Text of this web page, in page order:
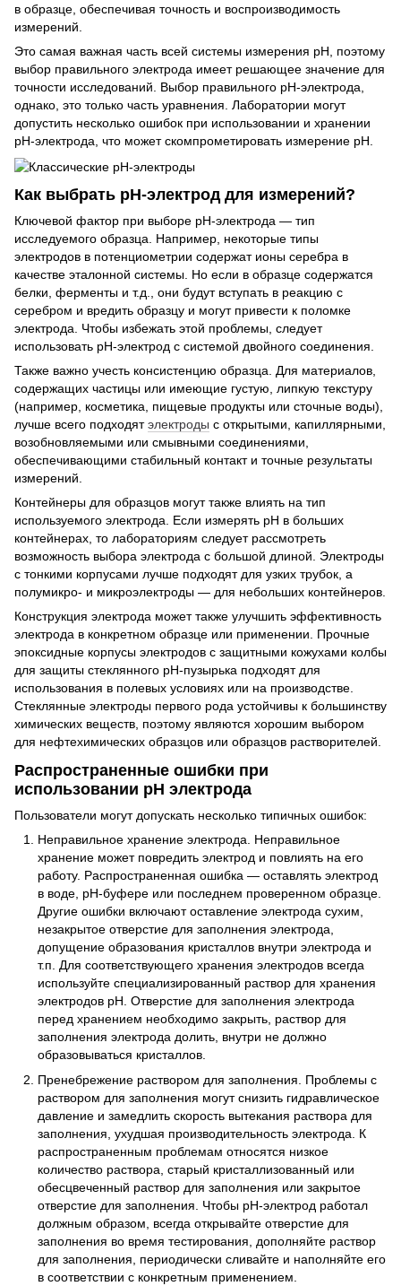
в образце, обеспечивая точность и воспроизводимость
измерений.
Это самая важная часть всей системы измерения pH, поэтому
выбор правильного электрода имеет решающее значение для
точности исследований. Выбор правильного рН-электрода,
однако, это только часть уравнения. Лаборатории могут
допустить несколько ошибок при использовании и хранении
рН-электрода, что может скомпрометировать измерение рН.
Как выбрать рН-электрод для измерений?
Ключевой фактор при выборе рН-электрода — тип
исследуемого образца. Например, некоторые типы
электродов в потенциометрии содержат ионы серебра в
качестве эталонной системы. Но если в образце содержатся
белки, ферменты и т.д., они будут вступать в реакцию с
серебром и вредить образцу и могут привести к поломке
электрода. Чтобы избежать этой проблемы, следует
использовать рН-электрод с системой двойного соединения.
Также важно учесть консистенцию образца. Для материалов,
содержащих частицы или имеющие густую, липкую текстуру
(например, косметика, пищевые продукты или сточные воды),
лучше всего подходятэлектроды с открытыми, капиллярными,
возобновляемыми или смывными соединениями,
обеспечивающими стабильный контакт и точные результаты
измерений.
Контейнеры для образцов могут также влиять на тип
используемого электрода. Если измерять рН в больших
контейнерах, то лабораториям следует рассмотреть
возможность выбора электрода с большой длиной. Электроды
с тонкими корпусами лучше подходят для узких трубок, а
полумикро- и микроэлектроды — для небольших контейнеров.
Конструкция электрода может также улучшить эффективность
электрода в конкретном образце или применении. Прочные
эпоксидные корпусы электродов с защитными кожухами колбы
для защиты стеклянного рН-пузырька подходят для
использования в полевых условиях или на производстве.
Стеклянные электроды первого рода устойчивы к большинству
химических веществ, поэтому являются хорошим выбором
для нефтехимических образцов или образцов растворителей.
Распространенные ошибки при
использовании рН электрода
Пользователи могут допускать несколько типичных ошибок:
Неправильное хранение электрода. Неправильное
хранение может повредить электрод и повлиять на его
работу. Распространенная ошибка — оставлять электрод
в воде, рН-буфере или последнем проверенном образце.
Другие ошибки включают оставление электрода сухим,
незакрытое отверстие для заполнения электрода,
допущение образования кристаллов внутри электрода и
т.п. Для соответствующего хранения электродов всегда
используйте специализированный раствор для хранения
электродов pH. Отверстие для заполнения электрода
перед хранением необходимо закрыть, раствор для
заполнения электрода долить, внутри не должно
образовываться кристаллов.
Пренебрежение раствором для заполнения. Проблемы с
раствором для заполнения могут снизить гидравлическое
давление и замедлить скорость вытекания раствора для
заполнения, ухудшая производительность электрода. К
распространенным проблемам относятся низкое
количество раствора, старый кристаллизованный или
обесцвеченный раствор для заполнения или закрытое
отверстие для заполнения. Чтобы рН-электрод работал
должным образом, всегда открывайте отверстие для
заполнения во время тестирования, дополняйте раствор
для заполнения, периодически сливайте и наполняйте его
в соответствии с конкретным применением.